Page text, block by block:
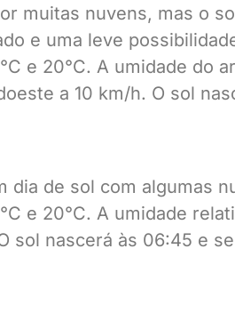
muitas nuvens, mas o
e uma leve
e 20°C. A umidade do
a 10 km/h. O sol
dia de sol com algumas
e 20°C. A umidade
sol nascerá às 06:45 e